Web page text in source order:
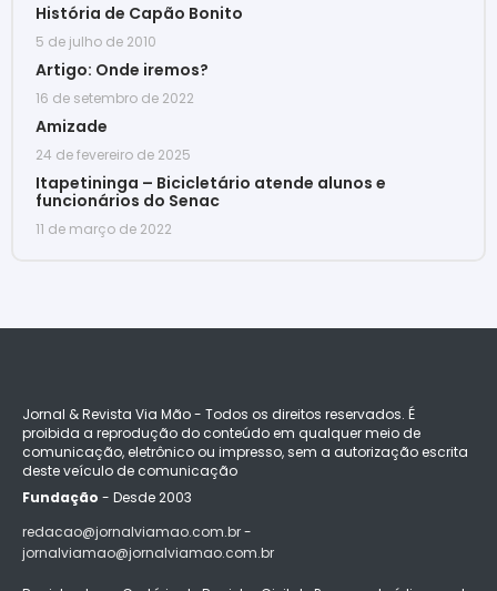
História de Capão Bonito
5 de julho de 2010
Artigo: Onde iremos?
16 de setembro de 2022
Amizade
24 de fevereiro de 2025
Itapetininga – Bicicletário atende alunos e
funcionários do Senac
11 de março de 2022
Jornal & Revista Via Mão - Todos os direitos reservados. É
proibida a reprodução do conteúdo em qualquer meio de
comunicação, eletrônico ou impresso, sem a autorização escrita
deste veículo de comunicação
Fundação - Desde 2003
redacao@jornalviamao.com.br -
jornalviamao@jornalviamao.com.br